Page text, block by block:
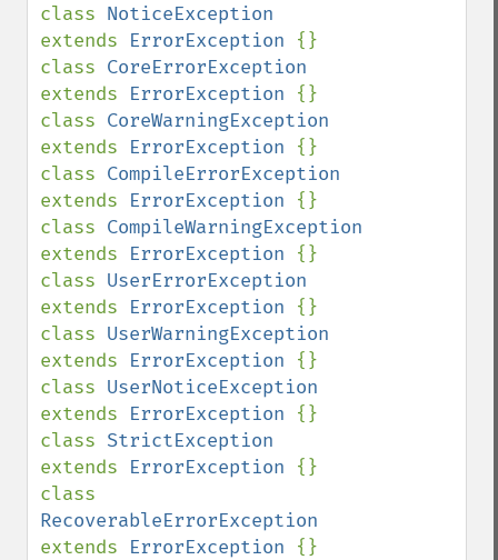
class
extends ErrorException {}
class
extends ErrorException {}
class
extends ErrorException {}
class
extends ErrorException {}
class
extends ErrorException {}
class
extends ErrorException {}
class
extends ErrorException {}
class
extends ErrorException {}
class
extends ErrorException {}
extends ErrorException {}